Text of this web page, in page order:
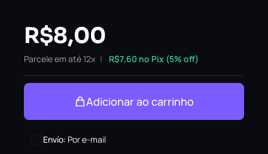
R$8,00
Parcele em até 12x R$7,60 no Pix (5% off)
Adicionar ao carrinho
Envío: Por e-mail